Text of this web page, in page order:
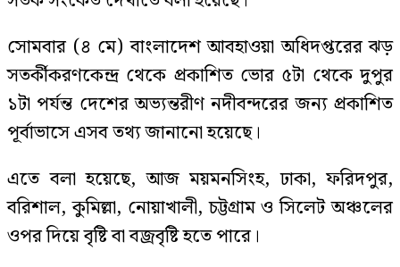
সোমবার (৪ মে) বাংলাদেশ আবহাওয়া অধিদপ্তরের ঝড়
সতর্কীকরণকেন্দ্র থেকে প্রকাশিত ভোর ৫টা থেকে দুপুর
১টা পর্যন্ত দেশের অভ্যন্তরীণ নদীবন্দরের জন্য প্রকাশিত
পূর্বাভাসে এসব তথ্য জানানো হয়েছে।
এতে বলা হয়েছে, আজ ময়মনসিংহ, ঢাকা, ফরিদপুর,
বরিশাল, কুমিল্লা, নোয়াখালী, চট্টগ্রাম ও সিলেট অঞ্চলের
ওপর দিয়ে বৃষ্টি বা বজ্রবৃষ্টি হতে পারে।